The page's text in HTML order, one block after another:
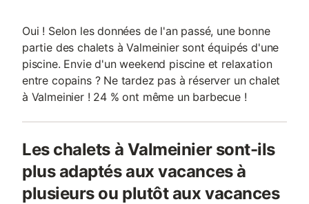
Oui ! Selon les données de l'an passé, une bonne
partie des chalets à Valmeinier sont équipés d'une
piscine. Envie d'un weekend piscine et relaxation
entre copains ? Ne tardez pas à réserver un chalet
à Valmeinier ! 24 % ont même un barbecue !
Les chalets à Valmeinier sont-ils
plus adaptés aux vacances à
plusieurs ou plutôt aux vacances